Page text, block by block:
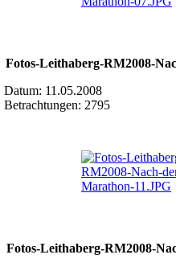
Fotos-Leithaberg-RM2008-
Datum: 11.05.2008
Betrachtungen: 2795
Fotos-Leithaberg-RM2008-